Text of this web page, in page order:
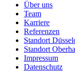
Über uns
Team
Karriere
Referenzen
Standort
Standort
Impressum
Datenschutz